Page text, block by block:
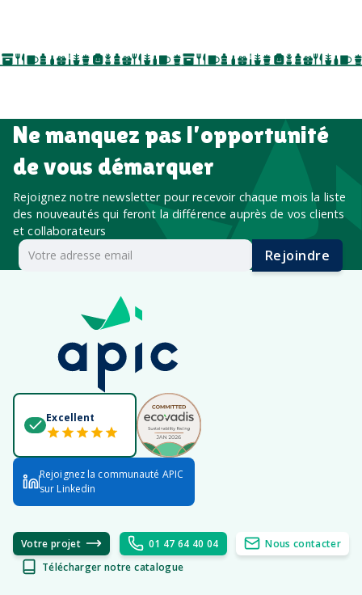
salon professionnel
Ne manquez pas l’opportunité
de vous démarquer
Rejoignez notre newsletter pour recevoir chaque mois la liste
des nouveautés qui feront la différence auprès de vos clients
et collaborateurs
Rejoindre
Excellent
Rejoignez la communauté APIC
sur Linkedin
Votre projet 01 47 64 40 04
Nous contacter
Télécharger notre catalogue